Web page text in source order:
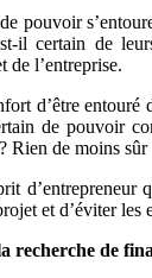
pouvoir
il certain de
de l’entreprise.
d’être entouré
de pouvoir
Rien de moins sûr
d’entrepreneur
et d’éviter les
recherche de